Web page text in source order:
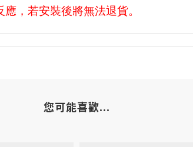
，若安裝後將無法退貨。
您可能喜歡...